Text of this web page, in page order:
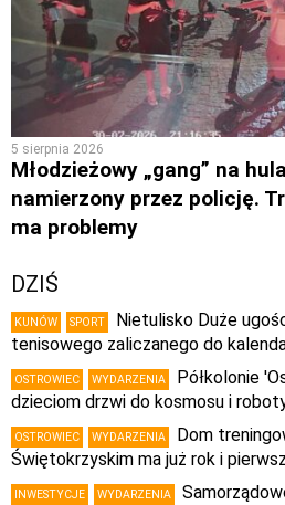
5 sierpnia 2026
Młodzieżowy „gang” na
namierzony przez policję.
ma problemy
DZIŚ
KUNÓW SPORT
Nietulisko Duże
tenisowego zaliczanego do
OSTROWIEC WYDARZENIA
Półkolonie
dzieciom drzwi do kosmosu i
OSTROWIEC WYDARZENIA
Dom
Świętokrzyskim ma już rok i
INWESTYCJE WYDARZENIA